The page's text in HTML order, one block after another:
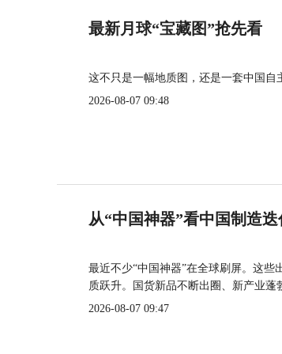
最新月球“宝藏图”抢先看
这不只是一幅地质图，还是一套中国自
2026-08-07 09:48
从“中国神器”看中国制造
最近不少“中国神器”在全球刷屏。这
质跃升。国货新品不断出圈、新产业蓬
2026-08-07 09:47